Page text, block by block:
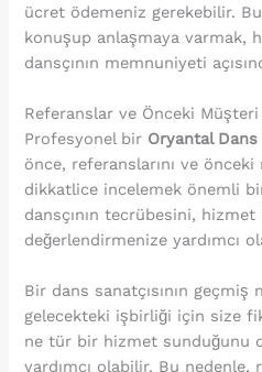
ücret ödemeniz gerekebilir.
konuşup anlaşmaya varmak,
dansçının memnuniyeti
Referanslar ve Önceki
Profesyonel bir Oryantal Dans
önce, referanslarını ve
dikkatlice incelemek önemli
dansçının tecrübesini,
değerlendirmenize yardımcı
Bir dans sanatçısının
gelecekteki işbirliği için size
ne tür bir hizmet sunduğunu
yardımcı olabilir. Bu nedenle,